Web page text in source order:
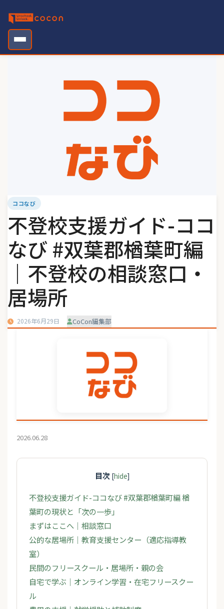
content
ココなび
不登校支援ガイド-ココ
なび #双葉郡楢葉町編
｜不登校の相談窓口・
居場所
2026年6月29日 CoCon編集部
2026.06.28
目次 [hide]
不登校支援ガイド-ココなび #双葉郡楢葉町編 楢
葉町の現状と「次の一歩」
まずはここへ｜相談窓口
公的な居場所｜教育支援センター（適応指導教
室）
民間のフリースクール・居場所・親の会
自宅で学ぶ｜オンライン学習・在宅フリースクー
ル